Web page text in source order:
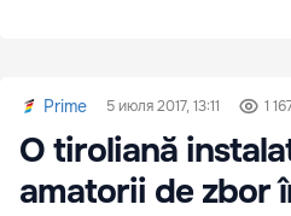
Prime 5 июля 2017, 13:11 1
O tiroliană
amatorii de zbor